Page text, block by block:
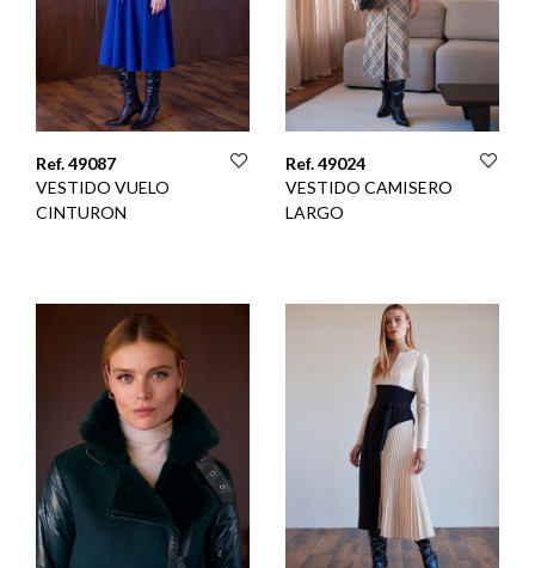
Ref. 49087
VESTIDO VUELO
CINTURON
Ref. 49024
VESTIDO CAMISERO
LARGO